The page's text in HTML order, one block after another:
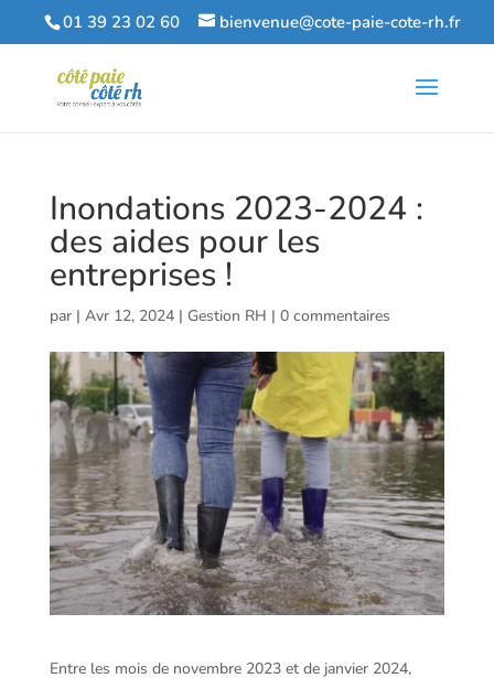
01 39 23 02 60 bienvenue@cote-paie-cote-rh.fr
Inondations 2023-2024 :
des aides pour les
entreprises !
par | Avr 12, 2024| Gestion RH | 0 commentaires
Entre les mois de novembre 2023 et de janvier 2024,